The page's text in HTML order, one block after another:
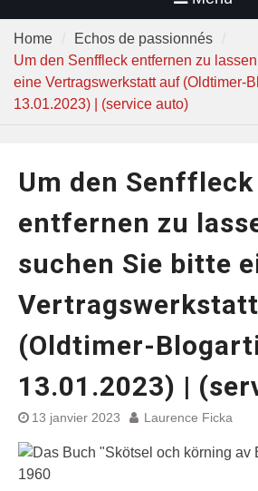
Home
Echos de passionnés
Um den Senffleck entfernen zu
eine Vertragswerkstatt auf (Oldtimer-
13.01.2023) | (service auto)
Um den Senffleck
entfernen zu
suchen Sie bitte
(Oldtimer-
13.01.2023) |
13 janvier 2023 Laurence Ficka